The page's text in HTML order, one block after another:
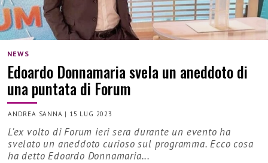
NEWS
Edoardo Donnamaria svela un aneddoto di
una puntata di Forum
ANDREA SANNA | 15 LUG 2023
L'ex volto di Forum ieri sera durante un evento ha
svelato un aneddoto curioso sul programma. Ecco cosa
ha detto Edoardo Donnamaria...